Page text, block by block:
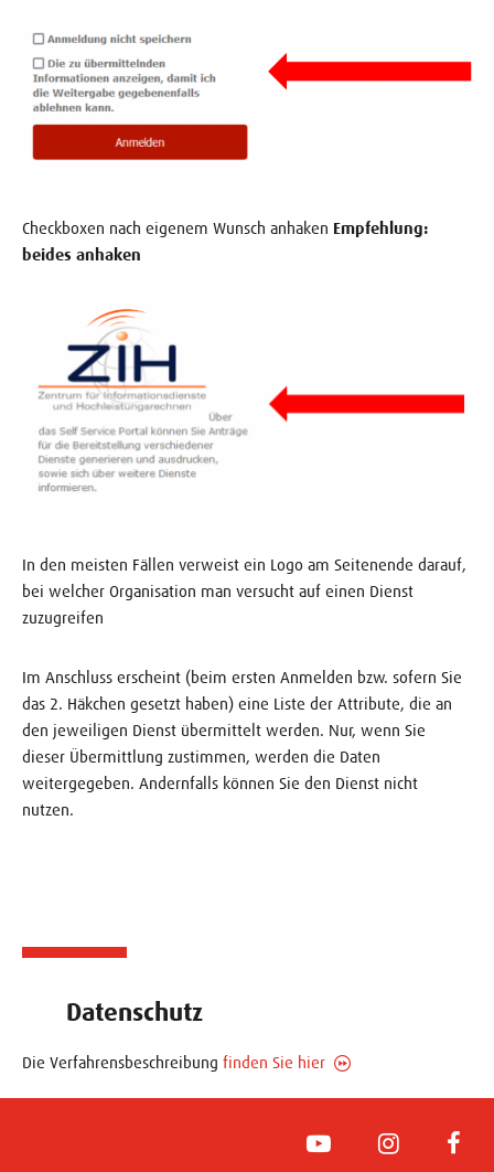
Checkboxen nach eigenem Wunsch anhaken Empfehlung:
beides anhaken
In den meisten Fällen verweist ein Logo am Seitenende darauf,
bei welcher Organisation man versucht auf einen Dienst
zuzugreifen
Im Anschluss erscheint (beim ersten Anmelden bzw. sofern Sie
das 2. Häkchen gesetzt haben) eine Liste der Attribute, die an
den jeweiligen Dienst übermittelt werden. Nur, wenn Sie
dieser Übermittlung zustimmen, werden die Daten
weitergegeben. Andernfalls können Sie den Dienst nicht
nutzen.
Datenschutz
Die Verfahrensbeschreibung finden Sie hier
YouTube Instagram